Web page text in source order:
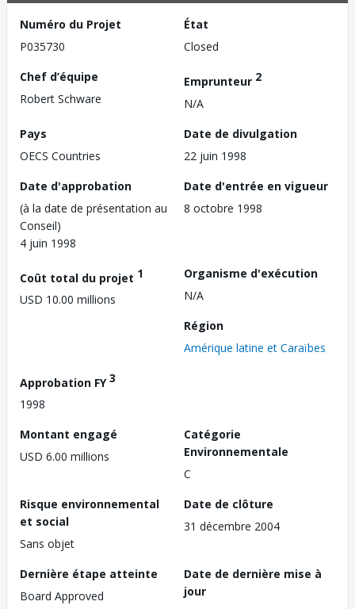
Numéro du Projet
P035730
État
Closed
Chef d’équipe
Robert Schware
Emprunteur 2
N/A
Pays
OECS Countries
Date de divulgation
22 juin 1998
Date d'approbation
(à la date de présentation au
Conseil)
4 juin 1998
Date d'entrée en vigueur
8 octobre 1998
Coût total du projet 1
USD 10.00 millions
Organisme d'exécution
N/A
Région
Amérique latine et Caraïbes
Approbation FY3
1998
Montant engagé
USD 6.00 millions
Catégorie
Environnementale
C
Risque environnemental
et social
Sans objet
Date de clôture
31 décembre 2004
Dernière étape atteinte
Board Approved
Date de dernière mise à
jour